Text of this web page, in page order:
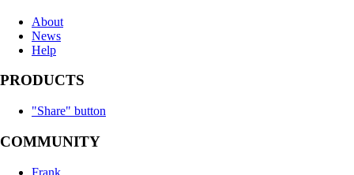
About
News
Help
PRODUCTS
"Share" button
COMMUNITY
Frank